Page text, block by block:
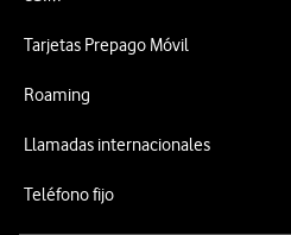
Tarjetas Prepago Móvil
Roaming
Llamadas internacionales
Teléfono fijo